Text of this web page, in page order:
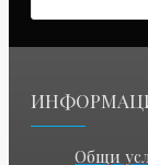
Общи